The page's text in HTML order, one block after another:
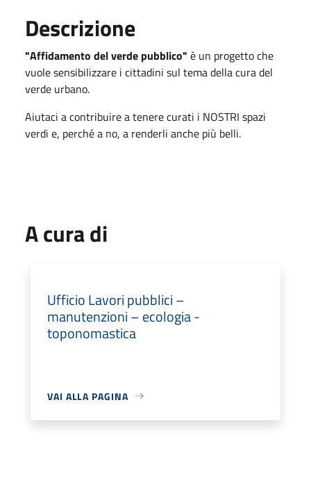
Descrizione
"Affidamento del verde pubblico" è un progetto che
vuole sensibilizzare i cittadini sul tema della cura del
verde urbano.
Aiutaci a contribuire a tenere curati i NOSTRI spazi
verdi e, perché a no, a renderli anche più belli.
A cura di
Ufficio Lavori pubblici –
manutenzioni – ecologia -
toponomastica
VAI ALLA PAGINA